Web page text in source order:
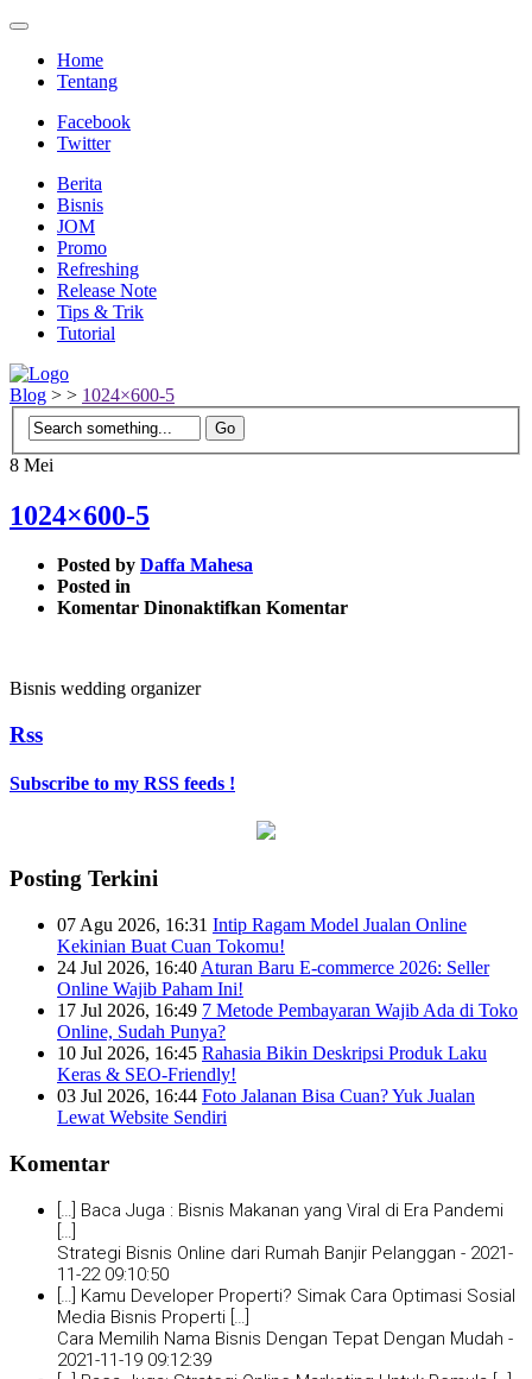
Home
Tentang
Facebook
Twitter
Berita
Bisnis
JOM
Promo
Refreshing
Release Note
Tips & Trik
Tutorial
Blog > > 1024×600-5
8 Mei
1024×600-5
Posted by Daffa Mahesa
Posted in
Komentar Dinonaktifkan pada
Komentar
Bisnis wedding organizer
Rss
Subscribe to my RSS feeds !
Posting Terkini
07 Agu 2026, 16:31 Intip Ragam Model Jualan Online
Kekinian Buat Cuan Tokomu!
24 Jul 2026, 16:40 Aturan Baru E-commerce 2026: Seller
Online Wajib Paham Ini!
17 Jul 2026, 16:49 7 Metode Pembayaran Wajib Ada di Toko
Online, Sudah Punya?
10 Jul 2026, 16:45 Rahasia Bikin Deskripsi Produk Laku
Keras & SEO-Friendly!
03 Jul 2026, 16:44 Foto Jalanan Bisa Cuan? Yuk Jualan
Lewat Website Sendiri
Komentar
[…] Baca Juga : Bisnis Makanan yang Viral di Era Pandemi
Strategi Bisnis Online dari Rumah Banjir Pelanggan - 2021-
11-22 09:10:50
[…] Kamu Developer Properti? Simak Cara Optimasi Sosial
Media Bisnis Properti […]
Cara Memilih Nama Bisnis Dengan Tepat Dengan Mudah -
2021-11-19 09:12:39